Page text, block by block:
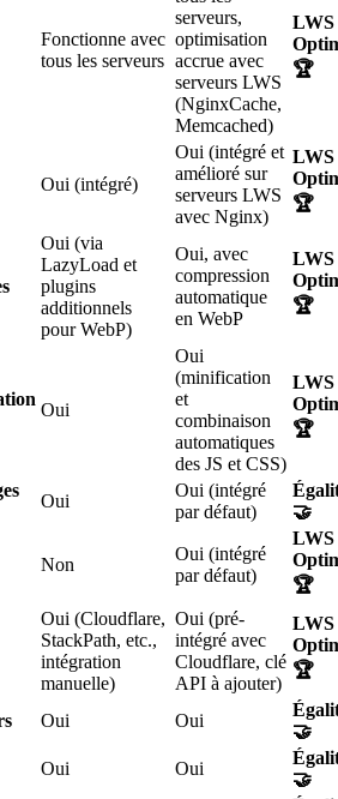
Fonctionne avec
tous les serveurs
serveurs,
optimisation
accrue avec
serveurs LWS
(NginxCache,
Memcached)
LWS
🏆
Oui (intégré)
Oui (intégré et
amélioré sur
serveurs LWS
avec Nginx)
LWS
🏆
Oui (via
LazyLoad et
plugins
additionnels
pour WebP)
Oui, avec
compression
automatique
en WebP
LWS
🏆
Oui
Oui
(minification
et
combinaison
automatiques
des JS et CSS)
LWS
🏆
Oui
Oui (intégré
par défaut)
🤝
Non
Oui (intégré
par défaut)
LWS
🏆
Oui (Cloudflare,
StackPath, etc.,
intégration
manuelle)
Oui (pré-
intégré avec
Cloudflare, clé
API à ajouter)
LWS
🏆
Oui Oui
🤝
Oui Oui
🤝